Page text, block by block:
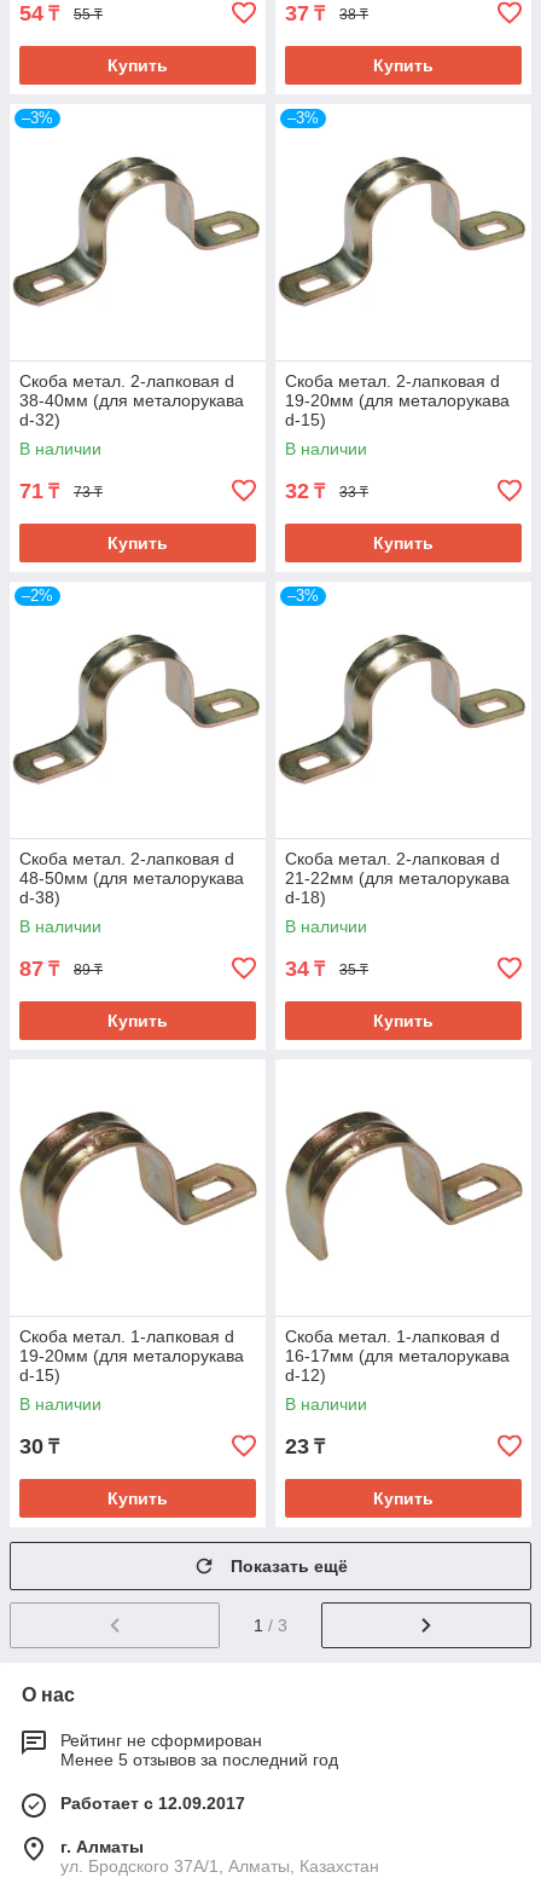
54 ₸ 55 ₸
Купить
37 ₸ 38 ₸
Купить
–3%
Скоба метал. 2-лапковая d
38-40мм (для металорукава
d-32)
В наличии
71 ₸ 73 ₸
Купить
–3%
Скоба метал. 2-лапковая d
19-20мм (для металорукава
d-15)
В наличии
32 ₸ 33 ₸
Купить
–2%
Скоба метал. 2-лапковая d
48-50мм (для металорукава
d-38)
В наличии
87 ₸ 89 ₸
Купить
–3%
Скоба метал. 2-лапковая d
21-22мм (для металорукава
d-18)
В наличии
34 ₸ 35 ₸
Купить
Скоба метал. 1-лапковая d
19-20мм (для металорукава
d-15)
В наличии
30 ₸
Купить
Скоба метал. 1-лапковая d
16-17мм (для металорукава
d-12)
В наличии
23 ₸
Купить
Показать ещё
1 / 3
О нас
Рейтинг не сформирован
Менее 5 отзывов за последний год
Работает с 12.09.2017
г. Алматы
ул. Бродского 37А/1, Алматы, Казахстан